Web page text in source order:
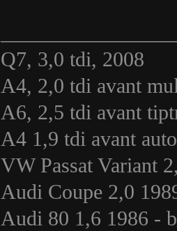
Q7, 3,0 tdi, 2008
A4, 2,0 tdi avant
A6, 2,5 tdi avant
A4 1,9 tdi avant
VW Passat Variant
Audi Coupe 2,0
Audi 80 1,6 1986 -